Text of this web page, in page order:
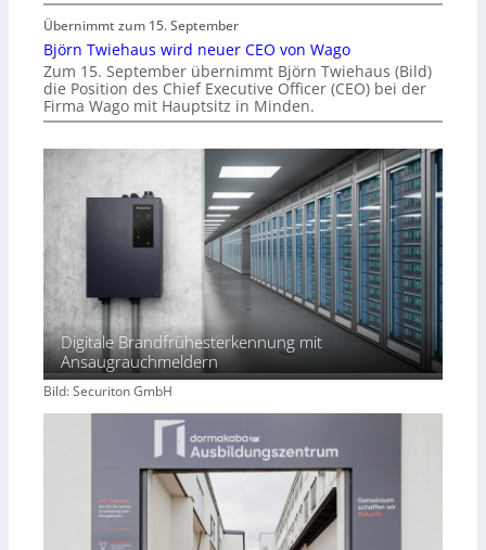
Übernimmt zum 15. September
Björn Twiehaus wird neuer CEO von Wago
Zum 15. September übernimmt Björn Twiehaus (Bild)
die Position des Chief Executive Officer (CEO) bei der
Firma Wago mit Hauptsitz in Minden.
Digitale Brandfrühesterkennung mit
Ansaugrauchmeldern
Bild: Securiton GmbH